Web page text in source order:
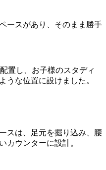
ースがあり、そのまま勝手
置し、お子様のスタディ
うな位置に設けました。
スは、足元を掘り込み、腰
カウンターに設計。